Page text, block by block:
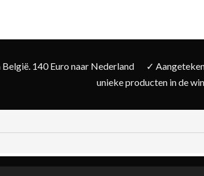
140 Euro naar Nederland
✓
unieke producten in de